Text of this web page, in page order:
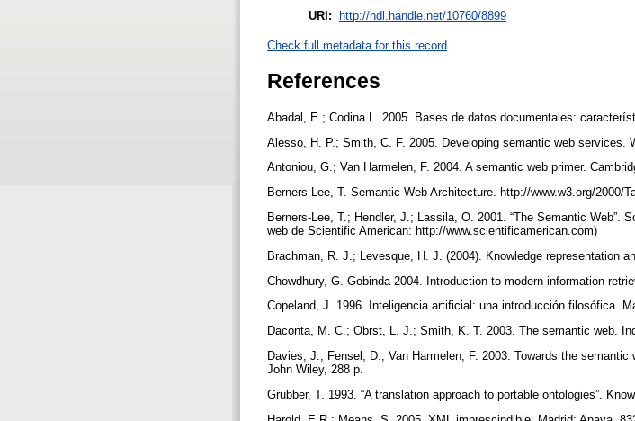
URI: http://hdl.handle.net/10760/8899
Check full metadata for this record
References
Abadal, E.; Codina L. 2005. Bases de datos documentales:
Alesso, H. P.; Smith, C. F. 2005. Developing semantic web services.
Antoniou, G.; Van Harmelen, F. 2004. A semantic web primer.
Berners-Lee, T. Semantic Web Architecture. http://www.w3.org/2000/
Berners-Lee, T.; Hendler, J.; Lassila, O. 2001. “The Semantic
web de Scientific American: http://www.scientificamerican.com)
Brachman, R. J.; Levesque, H. J. (2004). Knowledge representation
Chowdhury, G. Gobinda 2004. Introduction to modern information
Copeland, J. 1996. Inteligencia artificial: una introducción filosófica.
Daconta, M. C.; Obrst, L. J.; Smith, K. T. 2003. The semantic web.
Davies, J.; Fensel, D.; Van Harmelen, F. 2003. Towards the
John Wiley, 288 p.
Grubber, T. 1993. “A translation approach to portable ontologies”.